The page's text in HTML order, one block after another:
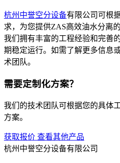
杭州中誉空分设备有限公司可根
求，为您提供ZAS高效油水分离
我们拥有丰富的工程经验和完善
期稳定运行。如需了解更多信息
术团队。
需要定制化方案？
我们的技术团队可根据您的具体
方案。
获取报价 查看其他产品
杭州中誉空分设备有限公司